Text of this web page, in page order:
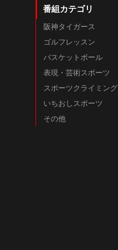
番組カテゴリ
阪神タイガース
ゴルフレッスン
バスケットボール
表現・芸術スポーツ
スポーツクライミング
いちおしスポーツ
その他